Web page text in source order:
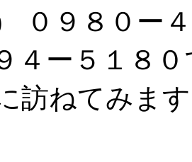
０９８０ー
４ー５１８
訪ねてみま